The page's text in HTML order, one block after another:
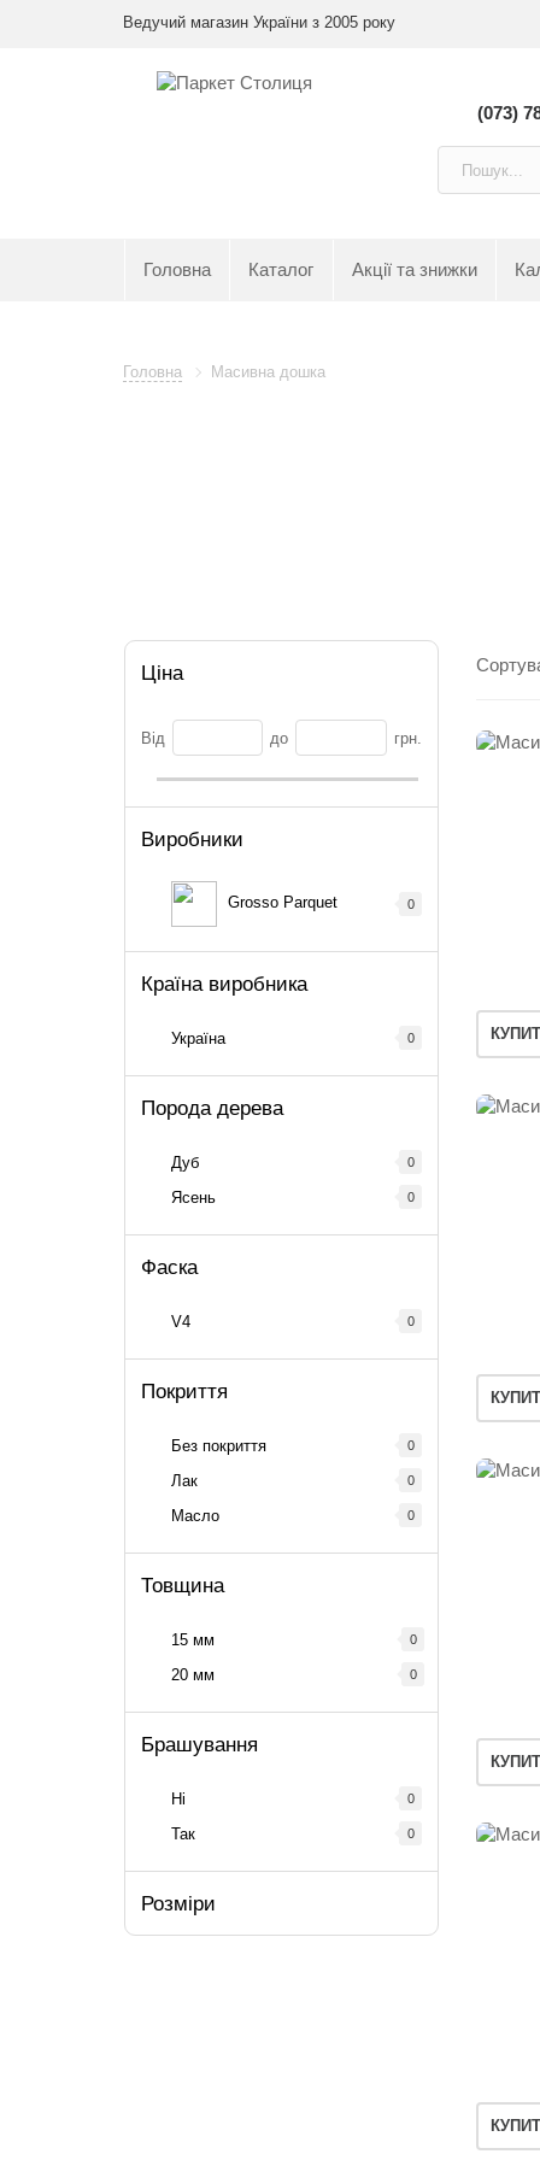
Ведучий магазин України з 2005 року
(073)
Головна Каталог Акції та знижки
Головна Масивна дошка
Ціна
Від до грн.
Виробники
Grosso Parquet 0
Країна виробника
Україна 0
Порода дерева
Дуб 0
Ясень 0
Фаска
V4 0
Покриття
Без покриття 0
Лак 0
Масло 0
Товщина
15 мм 0
20 мм 0
Брашування
Ні 0
Так 0
Розміри